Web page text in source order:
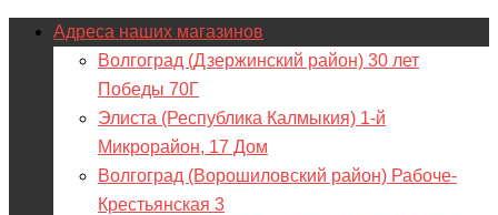
Адреса наших магазинов
Волгоград (Дзержинский район) 30 лет
Победы 70Г
Элиста (Республика Калмыкия) 1-й
Микрорайон, 17 Дом
Волгоград (Ворошиловский район) Рабоче-
Крестьянская 3